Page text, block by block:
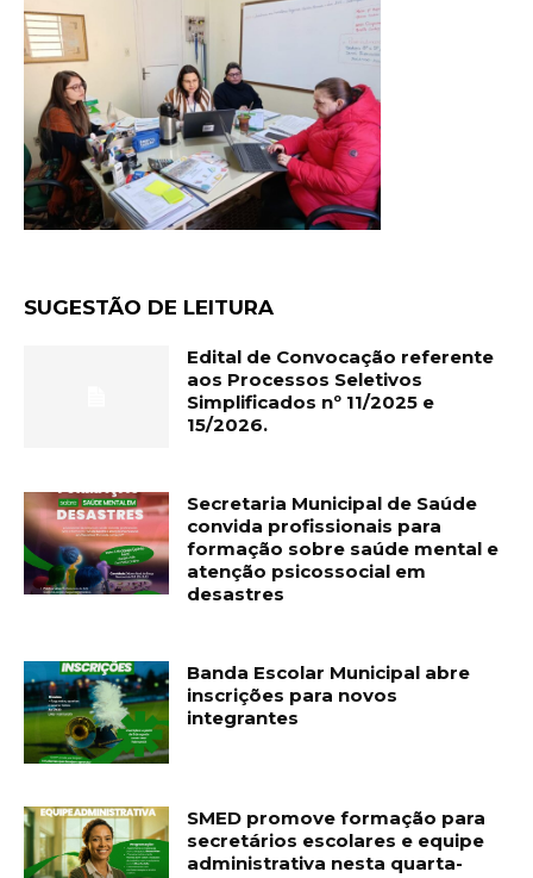
SUGESTÃO DE LEITURA
Edital de Convocação referente
aos Processos Seletivos
Simplificados nº 11/2025 e
15/2026.
Secretaria Municipal de Saúde
convida profissionais para
formação sobre saúde mental e
atenção psicossocial em
desastres
Banda Escolar Municipal abre
inscrições para novos
integrantes
SMED promove formação para
secretários escolares e equipe
administrativa nesta quarta-